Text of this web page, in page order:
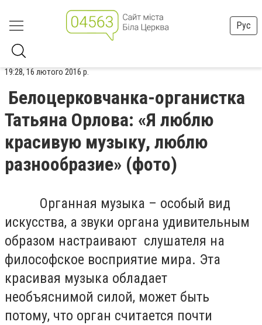
Рус
19:28, 16 лютого 2016 р.
Белоцерковчанка-органистка
Татьяна Орлова: «Я люблю
красивую музыку, люблю
разнообразие» (фото)
Органная музыка – особый вид
искусства, а звуки органа удивительным
образом настраивают слушателя на
философское восприятие мира. Эта
красивая музыка обладает
необъяснимой силой, может быть
потому, что орган считается почти